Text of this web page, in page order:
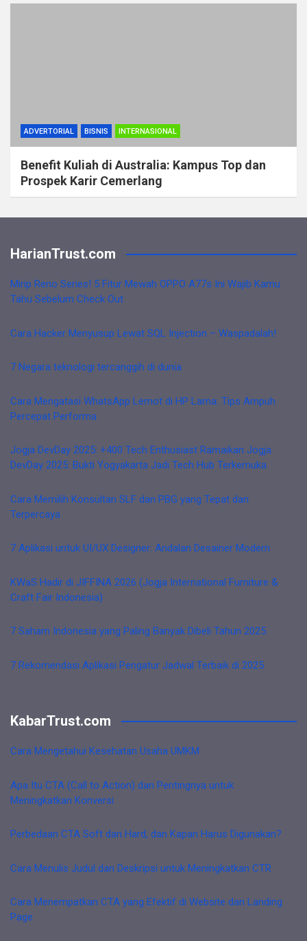
ADVERTORIAL BISNIS INTERNASIONAL
Benefit Kuliah di Australia: Kampus Top dan
Prospek Karir Cemerlang
HarianTrust.com
Mirip Reno Series! 5 Fitur Mewah OPPO A77s Ini Wajib Kamu
Tahu Sebelum Check Out
Cara Hacker Menyusup Lewat SQL Injection – Waspadalah!
7 Negara teknologi tercanggih di dunia
Cara Mengatasi WhatsApp Lemot di HP Lama: Tips Ampuh
Percepat Performa
Jogja DevDay 2025: +400 Tech Enthusiast Ramaikan Jogja
DevDay 2025: Bukti Yogyakarta Jadi Tech Hub Terkemuka
Cara Memilih Konsultan SLF dan PBG yang Tepat dan
Terpercaya
7 Aplikasi untuk UI/UX Designer: Andalan Desainer Modern
KWaS Hadir di JIFFINA 2026 (Jogja International Furniture &
Craft Fair Indonesia)
7 Saham Indonesia yang Paling Banyak Dibeli Tahun 2025
7 Rekomendasi Aplikasi Pengatur Jadwal Terbaik di 2025
KabarTrust.com
Cara Mengetahui Kesehatan Usaha UMKM
Apa Itu CTA (Call to Action) dan Pentingnya untuk
Meningkatkan Konversi
Perbedaan CTA Soft dan Hard, dan Kapan Harus Digunakan?
Cara Menulis Judul dan Deskripsi untuk Meningkatkan CTR
Cara Menempatkan CTA yang Efektif di Website dan Landing
Page